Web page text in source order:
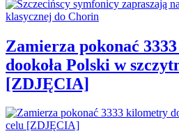
Zamierza pokonać
dookoła Polski w
[ZDJĘCIA]